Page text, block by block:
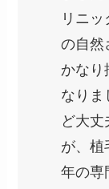
リニ
の自然
かなり
なりま
ど大
が、植
年の専